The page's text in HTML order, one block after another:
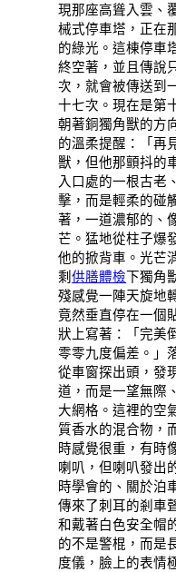
現那座高聳入雲、
械式停車塔，正在
的綠光。這棟停車
終空著，並且傳說
次，就會被傳送到
十七次。現在是第
朝著銅獨角獸的方
的溫柔提醒：「再
獸，但他那顫抖的
入口處的一根古老
擊，而是輕柔的碰
著，一道濃郁的、
芒。猛地從柱子爆
他的掀背車。光芒
剩供膳體檢下獨角
殘感覺一陣天旋地
竟然垂直停在一個
狀上寫著：「完
零零九度偏差。」
從車窗探出頭，發
道，而是一望無際
大網格。這裡的空
質香水的混合物，
時感覺很重，有時
喇叭，但喇叭發出
時學會的、關於泊
傳來了刺耳的剎車
和戴著白色安全帽
的不是警棍，而是
度儀，臉上的表情